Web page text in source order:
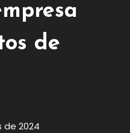
de
2024